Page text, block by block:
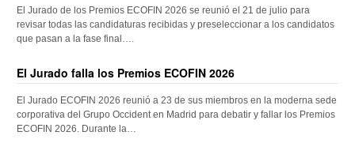
El Jurado de los Premios ECOFIN 2026 se reunió el 21 de julio para
revisar todas las candidaturas recibidas y preseleccionar a los candidatos
que pasan a la fase final….
El Jurado falla los Premios ECOFIN 2026
El Jurado ECOFIN 2026 reunió a 23 de sus miembros en la moderna sede
corporativa del Grupo Occident en Madrid para debatir y fallar los Premios
ECOFIN 2026. Durante la…